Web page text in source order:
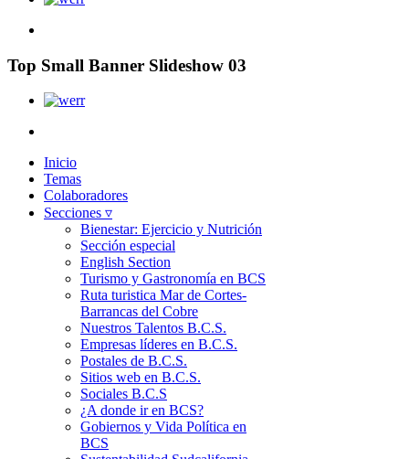
Top Small Banner Slideshow 03
Inicio
Temas
Colaboradores
Secciones ▿
Bienestar: Ejercicio y Nutrición
Sección especial
English Section
Turismo y Gastronomía en BCS
Ruta turistica Mar de Cortes-
Barrancas del Cobre
Nuestros Talentos B.C.S.
Empresas líderes en B.C.S.
Postales de B.C.S.
Sitios web en B.C.S.
Sociales B.C.S
¿A donde ir en BCS?
Gobiernos y Vida Política en
BCS